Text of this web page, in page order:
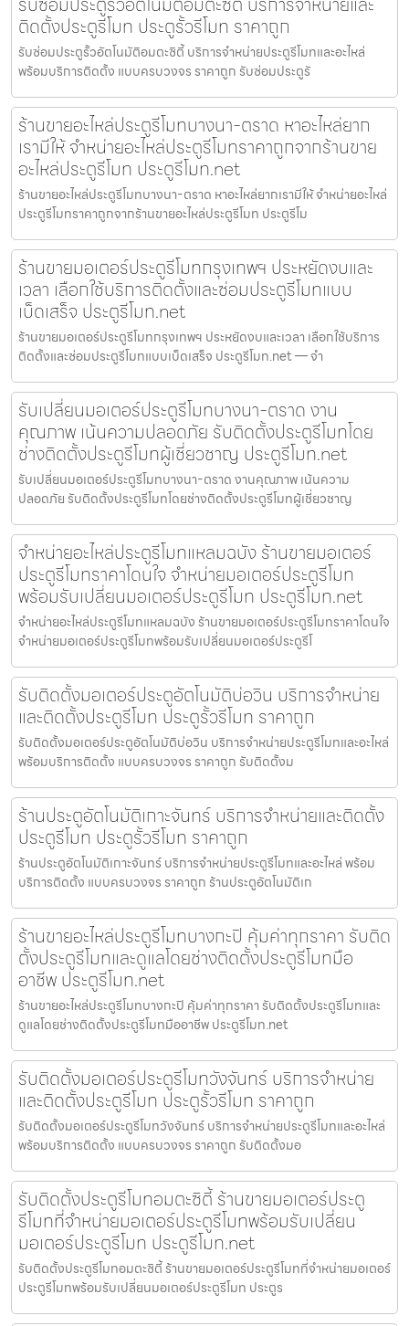
ติดตั้งประตูรีโมท ประตูรั้วรีโมท ราคาถูก
รับซ่อมประตูรั้วอัตโนมัติอมตะซิตี้ บริการจำหน่ายประตูรีโมทและอะไหล่
พร้อมบริการติดตั้ง แบบครบวงจร ราคาถูก รับซ่อมประตูรั
ร้านขายอะไหล่ประตูรีโมทบางนา-ตราด หาอะไหล่ยาก
เรามีให้ จำหน่ายอะไหล่ประตูรีโมทราคาถูกจากร้านขาย
อะไหล่ประตูรีโมท ประตูรีโมท.net
ร้านขายอะไหล่ประตูรีโมทบางนา-ตราด หาอะไหล่ยากเรามีให้ จำหน่ายอะไหล่
ประตูรีโมทราคาถูกจากร้านขายอะไหล่ประตูรีโมท ประตูรีโม
ร้านขายมอเตอร์ประตูรีโมทกรุงเทพฯ ประหยัดงบและ
เวลา เลือกใช้บริการติดตั้งและซ่อมประตูรีโมทแบบ
เบ็ดเสร็จ ประตูรีโมท.net
ร้านขายมอเตอร์ประตูรีโมทกรุงเทพฯ ประหยัดงบและเวลา เลือกใช้บริการ
ติดตั้งและซ่อมประตูรีโมทแบบเบ็ดเสร็จ ประตูรีโมท.net — จำ
รับเปลี่ยนมอเตอร์ประตูรีโมทบางนา-ตราด งาน
คุณภาพ เน้นความปลอดภัย รับติดตั้งประตูรีโมทโดย
ช่างติดตั้งประตูรีโมทผู้เชี่ยวชาญ ประตูรีโมท.net
รับเปลี่ยนมอเตอร์ประตูรีโมทบางนา-ตราด งานคุณภาพ เน้นความ
ปลอดภัย รับติดตั้งประตูรีโมทโดยช่างติดตั้งประตูรีโมทผู้เชี่ยวชาญ
จำหน่ายอะไหล่ประตูรีโมทแหลมฉบัง ร้านขายมอเตอร์
ประตูรีโมทราคาโดนใจ จำหน่ายมอเตอร์ประตูรีโมท
พร้อมรับเปลี่ยนมอเตอร์ประตูรีโมท ประตูรีโมท.net
จำหน่ายอะไหล่ประตูรีโมทแหลมฉบัง ร้านขายมอเตอร์ประตูรีโมทราคาโดนใจ
จำหน่ายมอเตอร์ประตูรีโมทพร้อมรับเปลี่ยนมอเตอร์ประตูรีโ
รับติดตั้งมอเตอร์ประตูอัตโนมัติบ่อวิน บริการจำหน่าย
และติดตั้งประตูรีโมท ประตูรั้วรีโมท ราคาถูก
รับติดตั้งมอเตอร์ประตูอัตโนมัติบ่อวิน บริการจำหน่ายประตูรีโมทและอะไหล่
พร้อมบริการติดตั้ง แบบครบวงจร ราคาถูก รับติดตั้งม
ร้านประตูอัตโนมัติเกาะจันทร์ บริการจำหน่ายและติดตั้ง
ประตูรีโมท ประตูรั้วรีโมท ราคาถูก
ร้านประตูอัตโนมัติเกาะจันทร์ บริการจำหน่ายประตูรีโมทและอะไหล่ พร้อม
บริการติดตั้ง แบบครบวงจร ราคาถูก ร้านประตูอัตโนมัติเก
ร้านขายอะไหล่ประตูรีโมทบางกะปิ คุ้มค่าทุกราคา รับติด
ตั้งประตูรีโมทและดูแลโดยช่างติดตั้งประตูรีโมทมือ
อาชีพ ประตูรีโมท.net
ร้านขายอะไหล่ประตูรีโมทบางกะปิ คุ้มค่าทุกราคา รับติดตั้งประตูรีโมทและ
ดูแลโดยช่างติดตั้งประตูรีโมทมืออาชีพ ประตูรีโมท.net
รับติดตั้งมอเตอร์ประตูรีโมทวังจันทร์ บริการจำหน่าย
และติดตั้งประตูรีโมท ประตูรั้วรีโมท ราคาถูก
รับติดตั้งมอเตอร์ประตูรีโมทวังจันทร์ บริการจำหน่ายประตูรีโมทและอะไหล่
พร้อมบริการติดตั้ง แบบครบวงจร ราคาถูก รับติดตั้งมอ
รับติดตั้งประตูรีโมทอมตะซิตี้ ร้านขายมอเตอร์ประตู
รีโมทที่จำหน่ายมอเตอร์ประตูรีโมทพร้อมรับเปลี่ยน
มอเตอร์ประตูรีโมท ประตูรีโมท.net
รับติดตั้งประตูรีโมทอมตะซิตี้ ร้านขายมอเตอร์ประตูรีโมทที่จำหน่ายมอเตอร์
ประตูรีโมทพร้อมรับเปลี่ยนมอเตอร์ประตูรีโมท ประตูร